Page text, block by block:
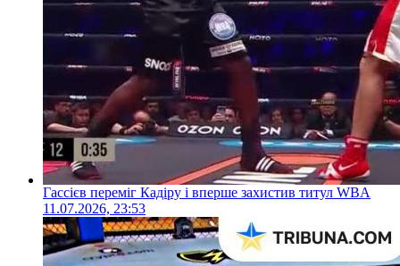
Гассієв переміг Кадіру і вперше захистив титул WBA
11.07.2026, 23:53